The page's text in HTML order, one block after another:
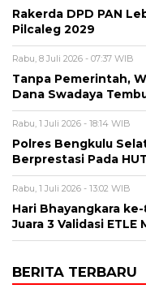
Rakerda DPD PAN
Pilcaleg 2029
Rabu, 8 Juli 2026 - 07:37 WIB
Tanpa Pemerintah,
Dana Swadaya
Rabu, 1 Juli 2026 - 18:14 WIB
Polres Bengkulu
Berprestasi Pada
Rabu, 1 Juli 2026 - 13:02 WIB
Hari Bhayangkara
Juara 3 Validasi
BERITA TERBARU